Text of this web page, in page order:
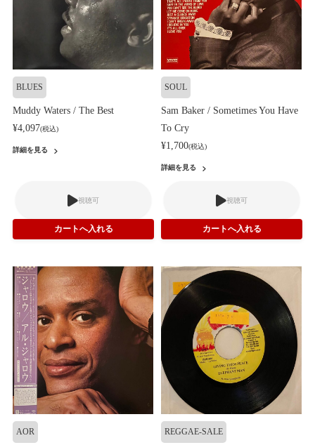
BLUES
Muddy Waters / The Best
¥4,097(税込)
詳細を見る
視聴可
SOUL
Sam Baker / Sometimes You Have
To Cry
¥1,700(税込)
詳細を見る
視聴可
AOR REGGAE-SALE